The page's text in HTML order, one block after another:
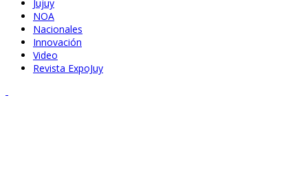
Jujuy
NOA
Nacionales
Innovación
Video
Revista ExpoJuy